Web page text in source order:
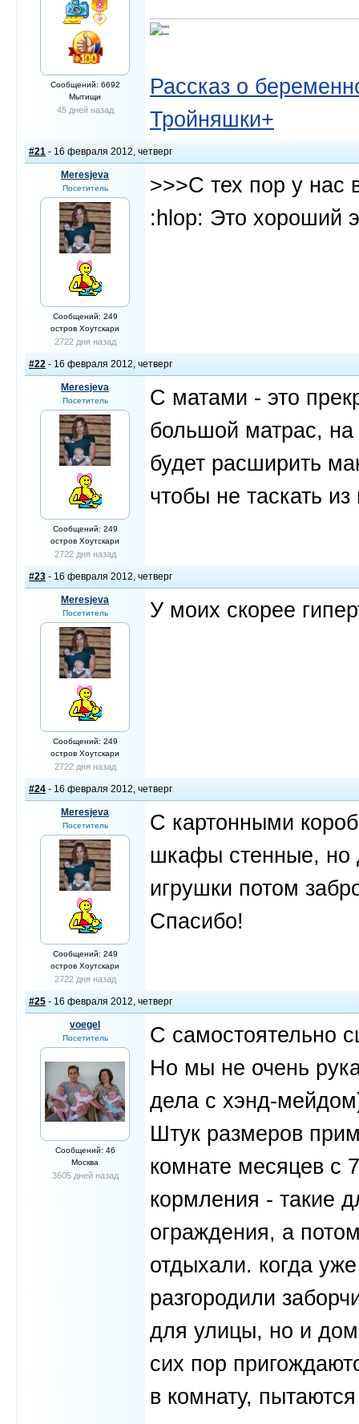
Сообщений: 6692
Мытищи
45 дней назад
Рассказ о
Тройняшки+
#21 - 16 февраля 2012, четверг
Meresjeva
Посетитель
Сообщений: 249
остров Хоутскари
2722 дня назад
>>>С тех пор у нас
:hlop: Это хороший
#22 - 16 февраля 2012, четверг
Meresjeva
Посетитель
Сообщений: 249
остров Хоутскари
2722 дня назад
С матами - это
большой матрас,
будет расширить
чтобы не таскать
#23 - 16 февраля 2012, четверг
Meresjeva
Посетитель
Сообщений: 249
остров Хоутскари
2722 дня назад
У моих скорее
#24 - 16 февраля 2012, четверг
Meresjeva
Посетитель
Сообщений: 249
остров Хоутскари
2722 дня назад
С картонными
шкафы стенные, но
игрушки потом
Спасибо!
#25 - 16 февраля 2012, четверг
voegel
Посетитель
Сообщений: 46
Москва
3605 дней назад
С самостоятельно
Но мы не очень
дела с хэнд-
Штук размеров
комнате месяцев с
кормления - такие
ограждения, а
отдыхали. когда
разгородили
для улицы, но и
сих пор
в комнату,